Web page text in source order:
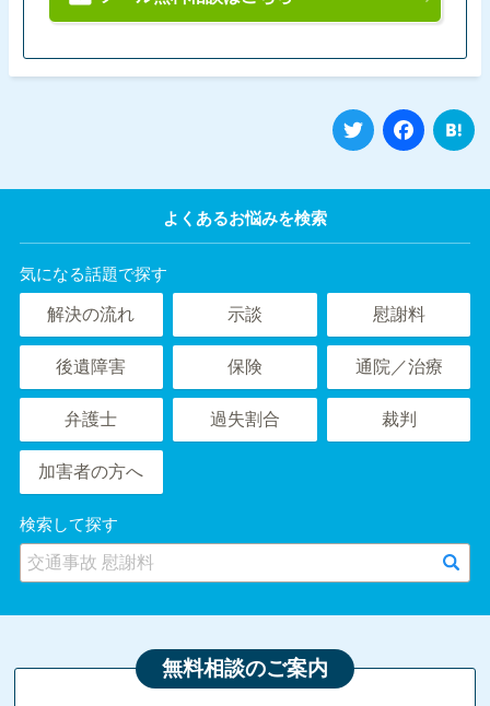
Twitter
よくあるお悩みを検索
気になる話題で探す
解決の流れ 示談 慰謝料
後遺障害 保険 通院／治療
弁護士 過失割合 裁判
加害者の方へ
検索して探す
無料相談のご案内